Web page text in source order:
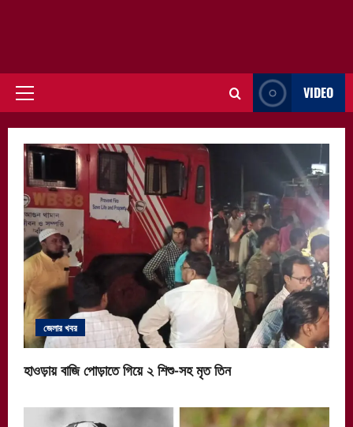
Primary
VIDEO
জেলার খবর
হাওড়ায় বাজি পোড়াতে গিয়ে ২ শিশু-সহ মৃত তিন